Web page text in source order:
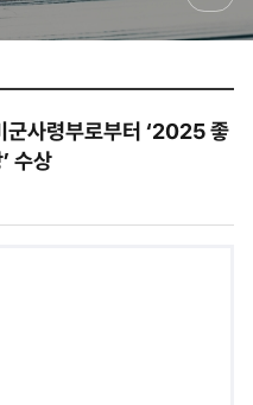
공유
사령부로부터 ‘2025 좋
수상